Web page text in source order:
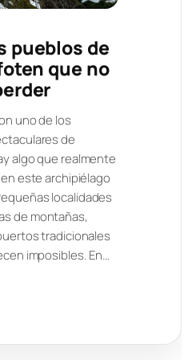
pueblos de
que no
uno de los
de
algo que realmente
este archipiélago
localidades
de montañas,
tradicionales
imposibles. En…